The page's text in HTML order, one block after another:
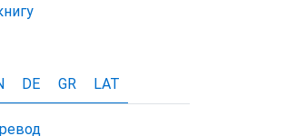
DE GR LAT